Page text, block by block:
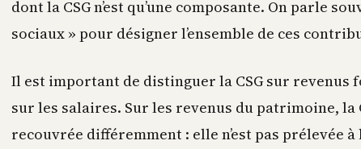
dont la CSG n’est qu’une composante. On parle
sociaux » pour désigner l’ensemble de ces
Il est important de distinguer la CSG sur revenus
sur les salaires. Sur les revenus du patrimoine, la
recouvrée différemment : elle n’est pas prélevée